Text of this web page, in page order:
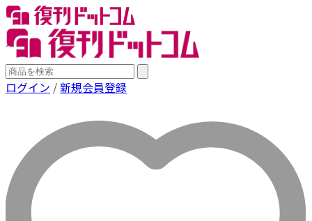
ログイン /新規会員登録